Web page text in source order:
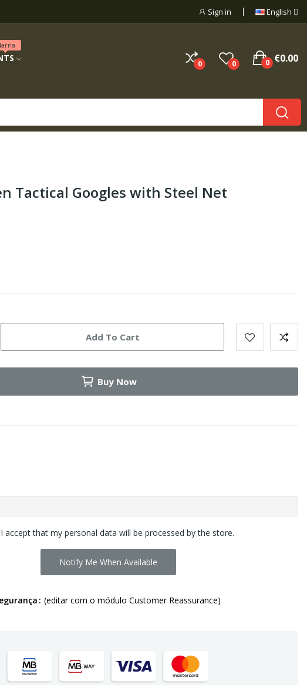
Sign in English
0 0 €0.00
0
Tactical Googles with Steel Net
Add To Cart
Buy Now
I accept that my personal data will be processed by the store.
Notify Me When Available
(editar com o módulo Customer Reassurance)